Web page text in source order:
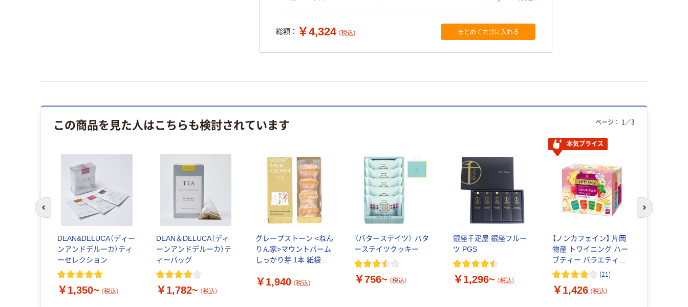
総額： ￥4,324 （税込） まとめてカゴに入れる
この商品を見た人はこちらも検討されています
DEAN&DELUCA（ディー
ンアンドデルーカ）ティ
ーセレクション
￥1,350~ （税込）
DEAN＆DELUCA（ディ
ーンアンドデルーカ）テ
ィーバッグ
￥1,782~ （税込）
グレープストーン <ねん
りん家>マウントバーム
しっかり芽 1本 紙袋付
￥1,940 （税込）
〈バターステイツ〉 バタ
ーステイツクッキー
￥756~ （税込）
銀座千疋屋 銀座フルー
ツ PGS
￥1,296~ （税込）
本気プライス
【ノンカフェイン】 片岡
物産 トワイニング ハー
ブティー バラエティパ
ック 1箱（40バッグ入）
(21)
￥1,426 （税込）
ページ： 1 ／3
前のスライドへ 次のスライド